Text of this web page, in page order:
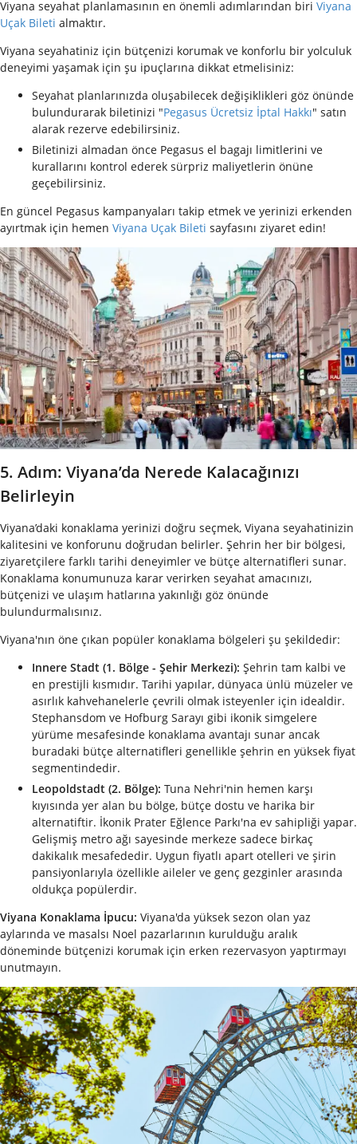
Viyana seyahat planlamasının en önemli adımlarından biri Viyana
Uçak Bileti almaktır.
Viyana seyahatiniz için bütçenizi korumak ve konforlu bir yolculuk
deneyimi yaşamak için şu ipuçlarına dikkat etmelisiniz:
Seyahat planlarınızda oluşabilecek değişiklikleri göz önünde
bulundurarak biletinizi "Pegasus Ücretsiz İptal Hakkı" satın
alarak rezerve edebilirsiniz.
Biletinizi almadan önce Pegasus el bagajı limitlerini ve
kurallarını kontrol ederek sürpriz maliyetlerin önüne
geçebilirsiniz.
En güncel Pegasus kampanyaları takip etmek ve yerinizi erkenden
ayırtmak için hemen Viyana Uçak Bileti sayfasını ziyaret edin!
5. Adım: Viyana’da Nerede Kalacağınızı
Belirleyin
Viyana’daki konaklama yerinizi doğru seçmek, Viyana seyahatinizin
kalitesini ve konforunu doğrudan belirler. Şehrin her bir bölgesi,
ziyaretçilere farklı tarihi deneyimler ve bütçe alternatifleri sunar.
Konaklama konumunuza karar verirken seyahat amacınızı,
bütçenizi ve ulaşım hatlarına yakınlığı göz önünde
bulundurmalısınız.
Viyana'nın öne çıkan popüler konaklama bölgeleri şu şekildedir:
Innere Stadt (1. Bölge - Şehir Merkezi): Şehrin tam kalbi ve
en prestijli kısmıdır. Tarihi yapılar, dünyaca ünlü müzeler ve
asırlık kahvehanelerle çevrili olmak isteyenler için idealdir.
Stephansdom ve Hofburg Sarayı gibi ikonik simgelere
yürüme mesafesinde konaklama avantajı sunar ancak
buradaki bütçe alternatifleri genellikle şehrin en yüksek fiyat
segmentindedir.
Leopoldstadt (2. Bölge): Tuna Nehri'nin hemen karşı
kıyısında yer alan bu bölge, bütçe dostu ve harika bir
alternatiftir. İkonik Prater Eğlence Parkı'na ev sahipliği yapar.
Gelişmiş metro ağı sayesinde merkeze sadece birkaç
dakikalık mesafededir. Uygun fiyatlı apart otelleri ve şirin
pansiyonlarıyla özellikle aileler ve genç gezginler arasında
oldukça popülerdir.
Viyana Konaklama İpucu: Viyana'da yüksek sezon olan yaz
aylarında ve masalsı Noel pazarlarının kurulduğu aralık
döneminde bütçenizi korumak için erken rezervasyon yaptırmayı
unutmayın.